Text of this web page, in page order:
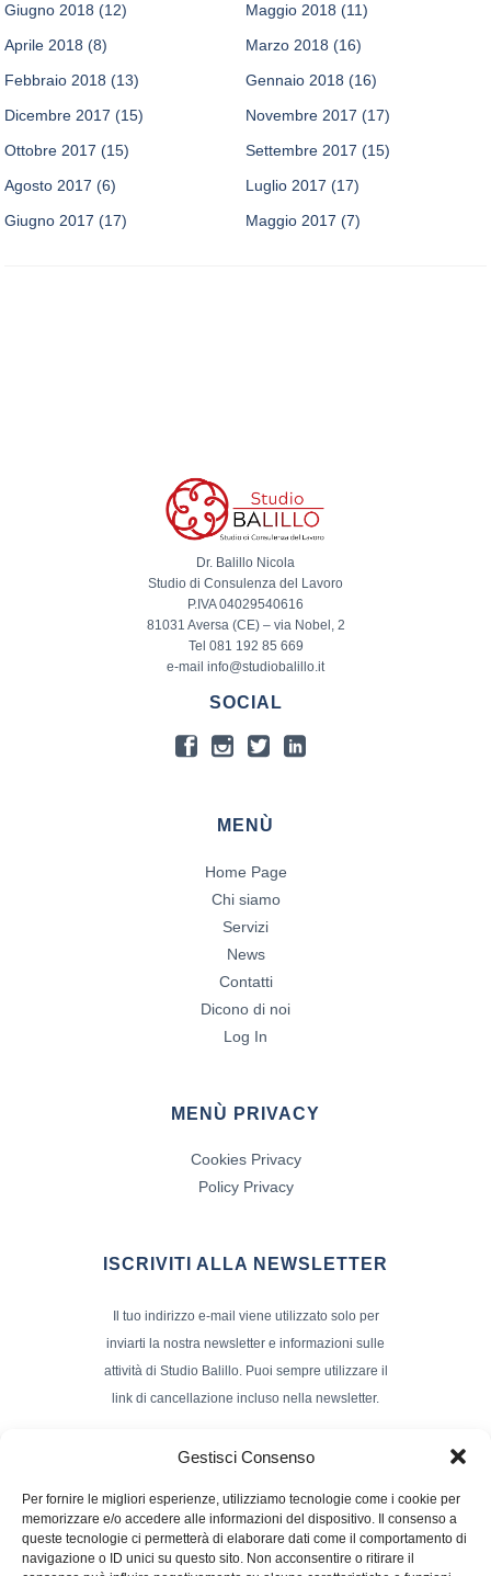
Gestisci Consenso
Per fornire le migliori esperienze, utilizziamo tecnologie come i cookie per
memorizzare e/o accedere alle informazioni del dispositivo. Il consenso a
queste tecnologie ci permetterà di elaborare dati come il comportamento di
navigazione o ID unici su questo sito. Non acconsentire o ritirare il
Giugno 2018 (12) Maggio 2018 (11)
Aprile 2018 (8) Marzo 2018 (16)
Febbraio 2018 (13) Gennaio 2018 (16)
Dicembre 2017 (15) Novembre 2017 (17)
Ottobre 2017 (15) Settembre 2017 (15)
Agosto 2017 (6) Luglio 2017 (17)
Giugno 2017 (17) Maggio 2017 (7)
Dr. Balillo Nicola
Studio di Consulenza del Lavoro
P.IVA 04029540616
81031 Aversa (CE) – via Nobel, 2
Tel 081 192 85 669
e-mail info@studiobalillo.it
SOCIAL
MENÙ
Home Page
Chi siamo
Servizi
News
Contatti
Dicono di noi
Log In
MENÙ PRIVACY
Cookies Privacy
Policy Privacy
ISCRIVITI ALLA NEWSLETTER
Il tuo indirizzo e-mail viene utilizzato solo per
inviarti la nostra newsletter e informazioni sulle
attività di Studio Balillo. Puoi sempre utilizzare il
link di cancellazione incluso nella newsletter.
Nome e Cognome